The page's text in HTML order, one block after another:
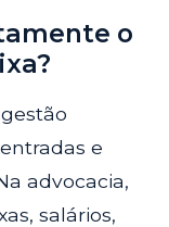
o
e
advocacia,
salários,